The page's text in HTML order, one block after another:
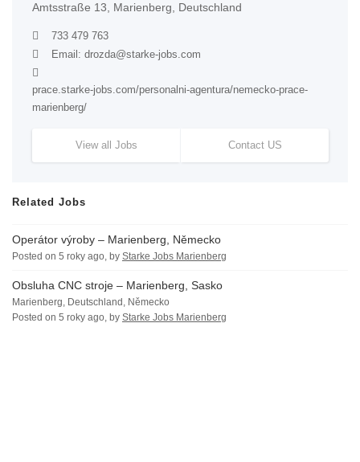
Amtsstraße 13, Marienberg, Deutschland
733 479 763
Email: drozda@starke-jobs.com
prace.starke-jobs.com/personalni-agentura/nemecko-prace-
marienberg/
View all Jobs Contact US
Related Jobs
Operátor výroby – Marienberg, Německo
Posted on 5 roky ago, by Starke Jobs Marienberg
Obsluha CNC stroje – Marienberg, Sasko
Marienberg, Deutschland, Německo
Posted on 5 roky ago, by Starke Jobs Marienberg